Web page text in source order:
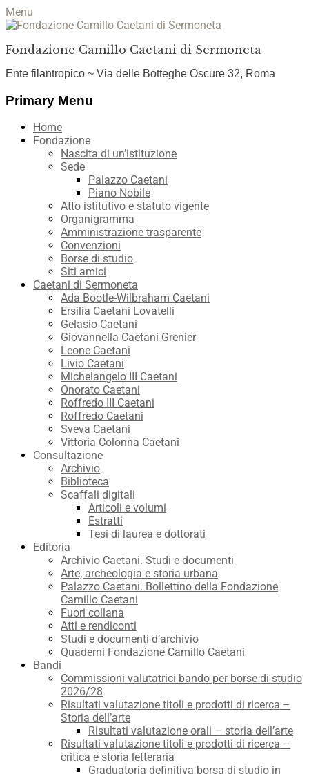
Menu
Fondazione Camillo Caetani di Sermoneta
Ente filantropico ~ Via delle Botteghe Oscure 32, Roma
Facebook
YouTube
Instagram
Primary Menu
Skip
Home
Fondazione
Nascita di un’istituzione
Sede
Palazzo Caetani
Piano Nobile
Atto istitutivo e statuto vigente
Organigramma
Amministrazione trasparente
Convenzioni
Borse di studio
Siti amici
Caetani di Sermoneta
Ada Bootle-Wilbraham Caetani
Ersilia Caetani Lovatelli
Gelasio Caetani
Giovannella Caetani Grenier
Leone Caetani
Livio Caetani
Michelangelo III Caetani
Onorato Caetani
Roffredo III Caetani
Roffredo Caetani
Sveva Caetani
Vittoria Colonna Caetani
Consultazione
Archivio
Biblioteca
Scaffali digitali
Articoli e volumi
Estratti
Tesi di laurea e dottorati
Editoria
Archivio Caetani. Studi e documenti
Arte, archeologia e storia urbana
Palazzo Caetani. Bollettino della Fondazione
Camillo Caetani
Fuori collana
Atti e rendiconti
Studi e documenti d’archivio
Quaderni Fondazione Camillo Caetani
Bandi
Commissioni valutatrici bando per borse di studio
2026/28
Risultati valutazione titoli e prodotti di ricerca –
Storia dell’arte
Risultati valutazione orali – storia dell’arte
Risultati valutazione titoli e prodotti di ricerca –
critica e storia letteraria
Graduatoria definitiva borsa di studio in